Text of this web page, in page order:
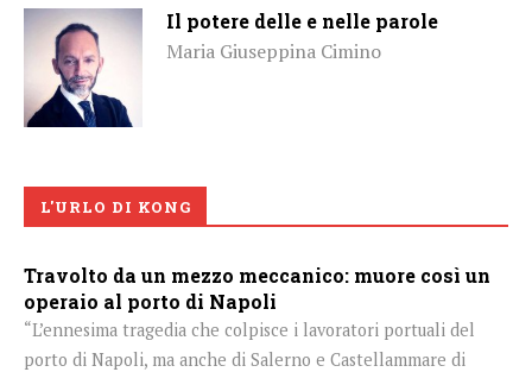
Il potere delle e nelle parole
Maria Giuseppina Cimino
L'URLO DI KONG
Travolto da un mezzo meccanico: muore così un
operaio al porto di Napoli
“L’ennesima tragedia che colpisce i lavoratori portuali del
porto di Napoli, ma anche di Salerno e Castellammare di